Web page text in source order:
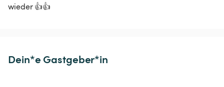
wieder 👍👍
Dein*e Gastgeber*in